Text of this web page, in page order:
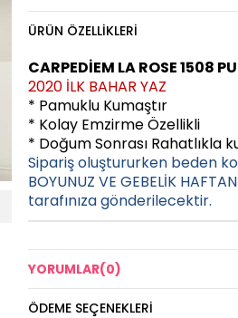
ÜRÜN ÖZELLIKLERI
CARPEDİEM LA ROSE 1508
2020 İLK BAHAR YAZ
* Pamuklu Kumaştır
* Kolay Emzirme Özellikli
* Doğum Sonrası Rahatlıkla
Sipariş oluştururken beden
BOYUNUZ VE GEBELİK
tarafınıza gönderilecektir.
YORUMLAR(0)
ÖDEME SEÇENEKLERI